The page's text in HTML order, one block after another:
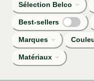
Sélection Belco
Best-sellers
Marques
Matériaux